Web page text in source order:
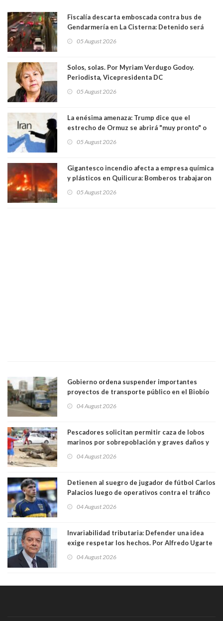
Fiscalía descarta emboscada contra bus de
Gendarmería en La Cisterna: Detenido será
05 August 2026
Solos, solas. Por Myriam Verdugo Godoy.
Periodista, Vicepresidenta DC
05 August 2026
La enésima amenaza: Trump dice que el
estrecho de Ormuz se abrirá "muy pronto" o
05 August 2026
Gigantesco incendio afecta a empresa química
y plásticos en Quilicura: Bomberos trabajaron
05 August 2026
Gobierno ordena suspender importantes
proyectos de transporte público en el Biobío
04 August 2026
Pescadores solicitan permitir caza de lobos
marinos por sobrepoblación y graves daños y
04 August 2026
Detienen al suegro de jugador de fútbol Carlos
Palacios luego de operativos contra el tráfico
futbolista para trasladar cocaína
04 August 2026
Invariabilidad tributaria: Defender una idea
exige respetar los hechos. Por Alfredo Ugarte
04 August 2026